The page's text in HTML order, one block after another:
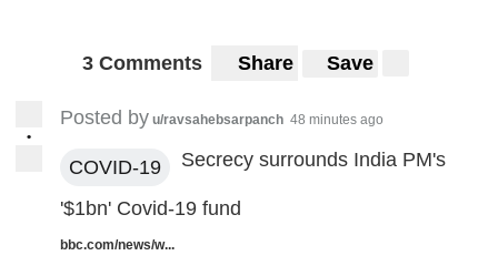
3 Comments Share Save
•
Posted by u/ravsahebsarpanch 48 minutes ago
COVID-19 Secrecy surrounds India PM's
'$1bn' Covid-19 fund
bbc.com/news/w...